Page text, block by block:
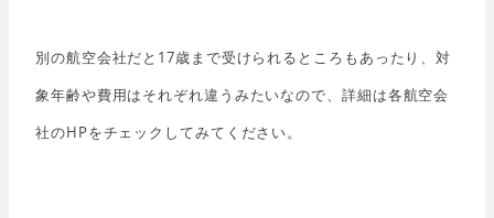
別の航空会社だと17歳まで受けられるところもあったり、対
象年齢や費用はそれぞれ違うみたいなので、詳細は各航空会
社のHPをチェックしてみてください。